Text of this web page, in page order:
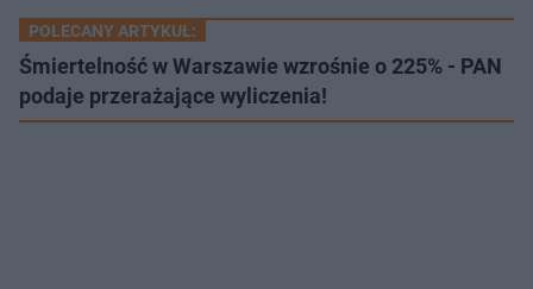
POLECANY ARTYKUŁ:
Śmiertelność w Warszawie wzrośnie o 225% - PAN
podaje przerażające wyliczenia!